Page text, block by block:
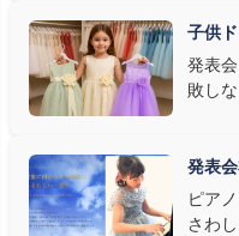
③ 演奏の動きを妨げない
発表会ドレス選びで見落と
アノならペダル操作を妨げ
右腕のゆとり、管楽器なら
質は衣装で変わります。
アノ教師の店長が発表会・
子供
発表
敗し
発表
ピア
さわ